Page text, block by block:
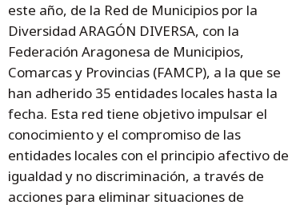
este año, de la Red de Municipios por la
Diversidad ARAGÓN DIVERSA, con la
Federación Aragonesa de Municipios,
Comarcas y Provincias (FAMCP), a la que se
han adherido 35 entidades locales hasta la
fecha. Esta red tiene objetivo impulsar el
conocimiento y el compromiso de las
entidades locales con el principio afectivo de
igualdad y no discriminación, a través de
acciones para eliminar situaciones de